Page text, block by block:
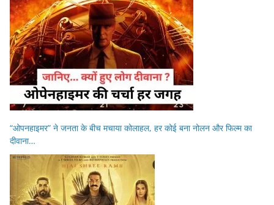
“ओपनहाइमर” ने जनता के बीच मचाया कोलाहल, हर कोई बना नोलन और फिल्म का
दीवाना…